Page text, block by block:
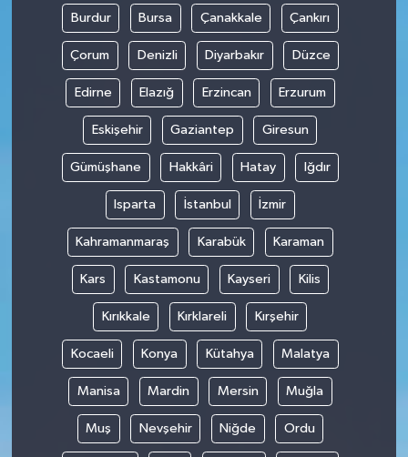
Burdur Bursa Çanakkale Çankırı
Çorum Denizli Diyarbakır Düzce
Edirne Elazığ Erzincan Erzurum
Eskişehir Gaziantep Giresun
Gümüşhane Hakkâri Hatay Iğdır
Isparta İstanbul İzmir
Kahramanmaraş Karabük Karaman
Kars Kastamonu Kayseri Kilis
Kırıkkale Kırklareli Kırşehir
Kocaeli Konya Kütahya Malatya
Manisa Mardin Mersin Muğla
Muş Nevşehir Niğde Ordu